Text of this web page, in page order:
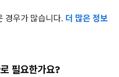
경우가 많습니다. 더 많은 정보
필요한가요?